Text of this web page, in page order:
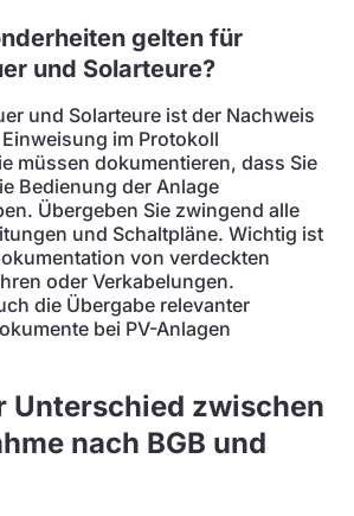
gelten für
und Solarteure?
und Solarteure ist der Nachweis
im Protokoll
müssen dokumentieren, dass Sie
Bedienung der Anlage
Übergeben Sie zwingend alle
und Schaltpläne. Wichtig ist
von verdeckten
oder Verkabelungen.
die Übergabe relevanter
bei PV-Anlagen
Unterschied zwischen
nach BGB und